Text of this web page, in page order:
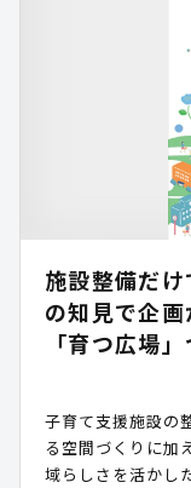
施設整備だ
の知見で企
「育つ広場
子育て支援施設の
る空間づくりに加
域らしさを活かし